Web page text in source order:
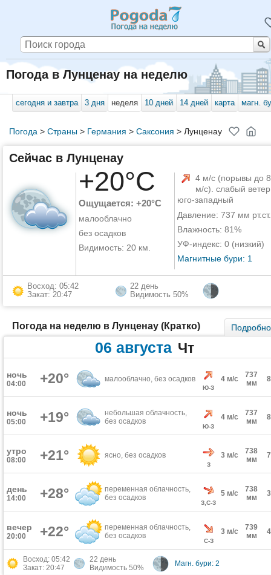
Погода в Лунценау на неделю
сегодня и завтра 3 дня неделя 10 дней 14 дней карта магн.
Погода > Страны> Германия > Саксония > Лунценау
Сейчас в Лунценау
+20°C
Ощущается: +20°C
малооблачно
без осадков
Видимость: 20 км.
4 м/с (порывы до 8
м/с). слабый
юго-западный
Давление: 737 мм рт.ст.
Влажность: 81%
УФ-индекс: 0 (низкий)
Магнитные бури: 1
Восход: 05:42
Закат: 20:47
22 день
Видимость 50%
Погода на неделю в Лунценау (Кратко) Подробно
06 августа Чт
ночь
04:00 +20° малооблачно, без осадков
Ю-З
4 м/с
737
мм
ночь
05:00 +19°
небольшая облачность,
без осадков
Ю-З
4 м/с
737
мм
утро
08:00 +21° ясно, без осадков
З
3 м/с
738
мм
день
14:00 +28°
переменная облачность,
без осадков
З,С-З
5 м/с
738
мм
вечер
20:00 +22°
переменная облачность,
без осадков
С-З
3 м/с
739
мм
Восход: 05:42
Закат: 20:47
22 день
Видимость 50%
Магн. бури: 2